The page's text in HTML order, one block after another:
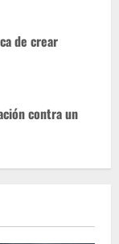
de crear
contra un